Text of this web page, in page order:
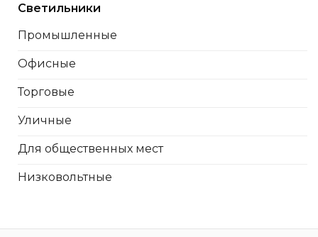
Светильники
Промышленные
Офисные
Торговые
Уличные
Для общественных мест
Низковольтные